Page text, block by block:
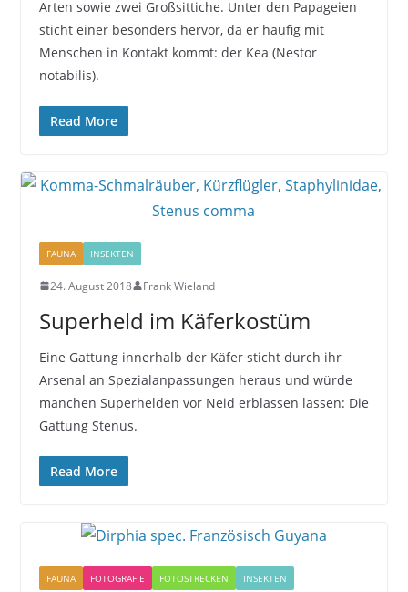
Arten sowie zwei Großsittiche. Unter den Papageien
sticht einer besonders hervor, da er häufig mit
Menschen in Kontakt kommt: der Kea (Nestor
notabilis).
Read More
FAUNA INSEKTEN
24. August 2018 Frank Wieland
Superheld im Käferkostüm
Eine Gattung innerhalb der Käfer sticht durch ihr
Arsenal an Spezialanpassungen heraus und würde
manchen Superhelden vor Neid erblassen lassen: Die
Gattung Stenus.
Read More
FAUNA FOTOGRAFIE FOTOSTRECKEN INSEKTEN